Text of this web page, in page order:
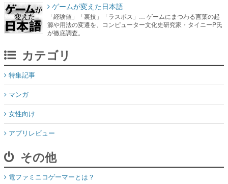
ゲームが変えた日本語
「経験値」「裏技」「ラスボス」… ゲームにまつわる言葉の起
源や用法の変遷を、コンピューター文化史研究家・タイニーP氏
が徹底調査。
カテゴリ
特集記事
マンガ
女性向け
アプリレビュー
その他
電ファミニコゲーマーとは？